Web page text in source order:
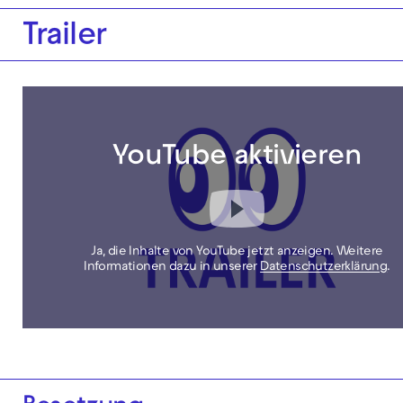
Trailer
YouTube aktivieren
Ja, die Inhalte von YouTube jetzt anzeigen. Weitere
Informationen dazu in unserer Datenschutzerklärung.